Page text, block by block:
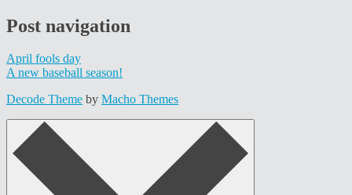
Post navigation
April fools day
A new baseball season!
Decode Theme by Macho Themes